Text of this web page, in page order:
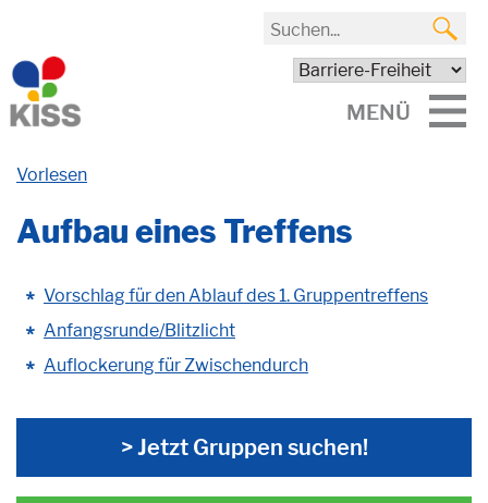
MENÜ
Vorlesen
Aufbau eines Treffens
Vorschlag für den Ablauf des 1. Gruppentreffens
Anfangsrunde/Blitzlicht
Auflockerung für Zwischendurch
> Jetzt Gruppen suchen!